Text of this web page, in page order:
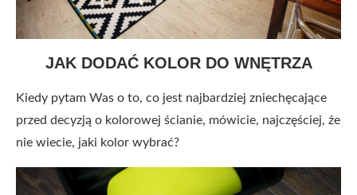
JAK DODAĆ KOLOR DO WNĘTRZA
Kiedy pytam Was o to, co jest najbardziej zniechęcające
przed decyzją o kolorowej ścianie, mówicie, najczęściej, że
nie wiecie, jaki kolor wybrać?